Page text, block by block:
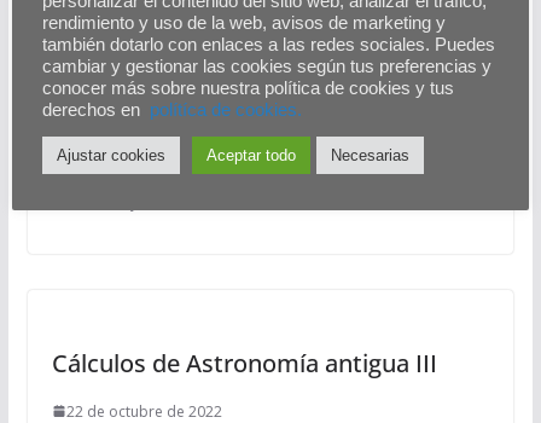
Periodos orbitales en variables
cataclísmicas magnéticas
Cálculos de Astronomía antigua III
22 de octubre de 2022
rendimiento y uso de la web, avisos de marketing y
también dotarlo con enlaces a las redes sociales. Puedes
cambiar y gestionar las cookies según tus preferencias y
conocer más sobre nuestra política de cookies y tus
derechos en polítíca de cookies.
Ajustar cookies Aceptar todo Necesarias